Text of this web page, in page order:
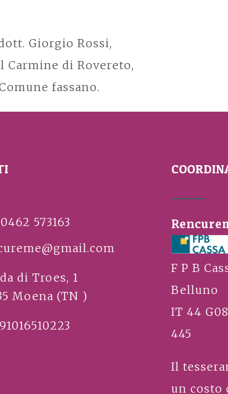
Giorgio Rossi,
Carmine di Rovereto,
fassano.
573163
di Troes, 1
Moena (TN )
F P B
Belluno
IT 44
445
Il
un costo